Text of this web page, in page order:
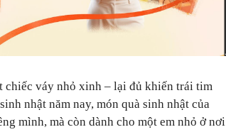
chiếc váy nhỏ xinh – lại đủ khiến trái tim
nhật năm nay, món quà sinh nhật của
mình, mà còn dành cho một em nhỏ ở nơi